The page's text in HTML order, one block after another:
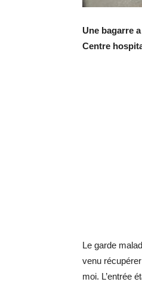
Une bagarre
Centre
Le garde
venu
moi. L’entrée